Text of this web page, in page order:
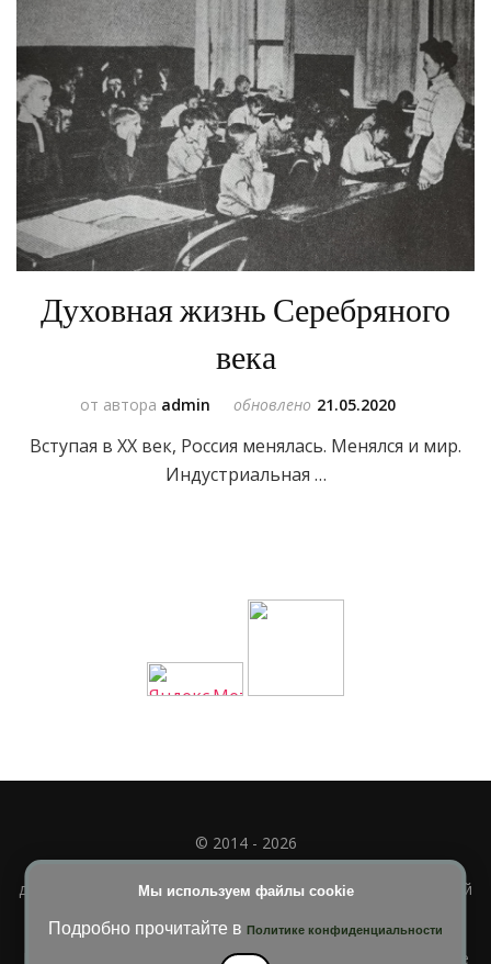
Духовная жизнь Серебряного
века
от автора admin обновлено 21.05.2020
Вступая в XX век, Россия менялась. Менялся и мир.
Индустриальная …
Мы используем файлы cookie
Подробно прочитайте в Политике конфиденциальности
© 2014 - 2026
Полное или частичное использование материала
допускается только при наличии активной и индексируемой
Blossom Diva | РазработанаТемы Blossom . На платформе